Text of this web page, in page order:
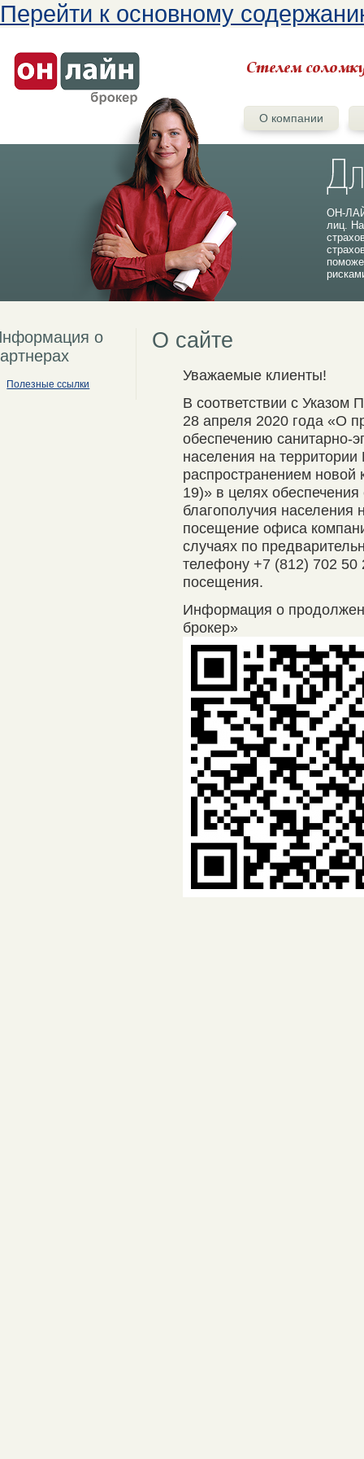
Перейти к основному
О компании
ОН-
лиц.
о
Полезные ссылки
О сайте
Уважаемые клиенты!
В соответствии с Указом
28 апреля 2020 года «О
обеспечению санитарно-
населения на
распространением новой
19)» в целях
благополучия населения
посещение офиса
случаях по
телефону +7 (812) 702 50
посещения.
Информация о
брокер»